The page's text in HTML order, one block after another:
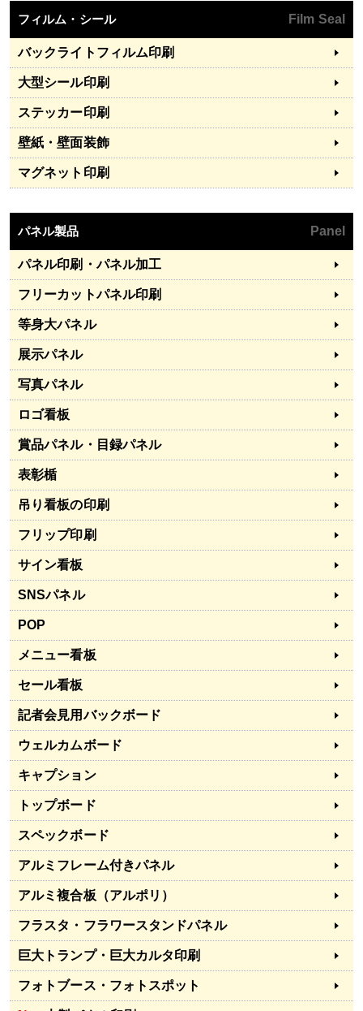
フィルム・シール Film Seal
バックライトフィルム印刷
大型シール印刷
ステッカー印刷
壁紙・壁面装飾
マグネット印刷
パネル製品 Panel
パネル印刷・パネル加工
フリーカットパネル印刷
等身大パネル
展示パネル
写真パネル
ロゴ看板
賞品パネル・目録パネル
表彰楯
吊り看板の印刷
フリップ印刷
サイン看板
SNSパネル
POP
メニュー看板
セール看板
記者会見用バックボード
ウェルカムボード
キャプション
トップボード
スペックボード
アルミフレーム付きパネル
アルミ複合板（アルポリ）
フラスタ・フラワースタンドパネル
巨大トランプ・巨大カルタ印刷
フォトブース・フォトスポット